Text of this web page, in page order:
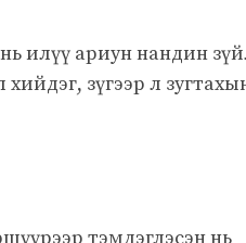
илүү ариун нандин
зүгээр л
тэмдэглэсэн нь